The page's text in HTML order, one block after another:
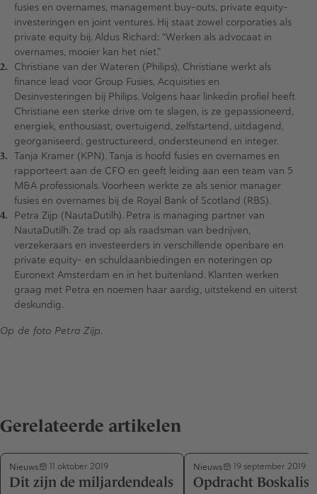
fusies en overnames, management buy-outs, private equity-
investeringen en joint ventures. Hij staat zowel corporaties als
private equity bij. Aldus Richard: “Werken als advocaat in
overnames, mooier kan het niet.”
Christiane van der Wateren (Philips), Christiane werkt als
finance lead voor Group Fusies, Acquisities en
Desinvesteringen bij Philips. Volgens haar linkedin profiel heeft
Christiane een sterke drive om te slagen, is ze gepassioneerd,
energiek, enthousiast, overtuigend, zelfstartend, uitdagend,
georganiseerd, gestructureerd, ondersteunend en integer.
Tanja Kramer (KPN). Tanja is hoofd fusies en overnames en
rapporteert aan de CFO en geeft leiding aan een team van 5
M&A professionals. Voorheen werkte ze als senior manager
fusies en overnames bij de Royal Bank of Scotland (RBS).
Petra Zijp (NautaDutilh). Petra is managing partner van
NautaDutilh. Ze trad op als raadsman van bedrijven,
verzekeraars en investeerders in verschillende openbare en
private equity- en schuldaanbiedingen en noteringen op
Euronext Amsterdam en in het buitenland. Klanten werken
graag met Petra en noemen haar aardig, uitstekend en uiterst
deskundig.
Op de foto Petra Zijp.
Gerelateerde artikelen
Nieuws 11 oktober 2019
Dit zijn de miljardendeals
Nieuws 19 september 2019
Opdracht Boskalis-